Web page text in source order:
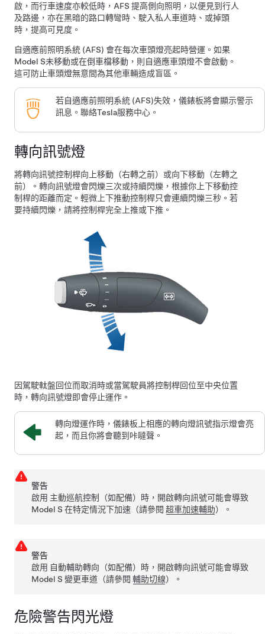
啟，而行車速度亦較低時，AFS 提高側向照明，以便見到行人
及路邊，亦在黑暗的路口轉彎時、駛入私人車道時、或掉頭
時，提高可見度。
自適應前照明系統 (AFS) 會在每次車頭燈亮起時營運。如果
Model S未移動或在倒車檔移動，則自適應車頭燈不會啟動。
這可防止車頭燈無意間為其他車輛造成盲區。
若自適應前照明系統 (AFS)失效，儀錶板將會顯示警示
訊息。聯絡Tesla服務中心。
轉向訊號燈
將轉向訊號控制桿向上移動（右轉之前）或向下移動（左轉之
前）。轉向訊號燈會閃爍三次或持續閃爍，根據你上下移動控
制桿的距離而定。輕微上下推動控制桿只會連續閃爍三秒。若
要持續閃爍，請將控制桿完全上推或下推。
因駕駛軚盤回位而取消時或當駕駛員將控制桿回位至中央位置
時，轉向訊號燈即會停止運作。
轉向燈運作時，儀錶板上相應的轉向燈訊號指示燈會亮
起，而且你將會聽到咔噠聲。
警告
啟用 主動巡航控制 （如配備）
時，開啟轉向訊號可能會導致
Model S 在特定情況下加速（請參閱超車加速輔助）。
警告
啟用 自動輔助轉向 （如配備）
時，開啟轉向訊號可能會導致
Model S 變更車道（請參閱輔助切線）。
危險警告閃光燈